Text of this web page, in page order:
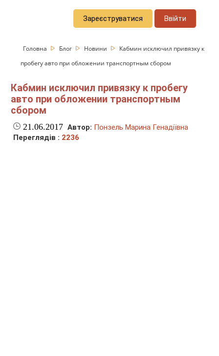
Зареєструватися Ввійти
Головна Блог Новини
Кабмин исключил привязку к
пробегу авто при обложении транспортным сбором
Кабмин исключил привязку к пробегу
авто при обложении транспортным
сбором
21.06.2017 Автор: Понзель Марина Генадіївна
Переглядів : 2236